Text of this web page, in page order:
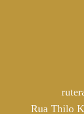
Rua Thilo